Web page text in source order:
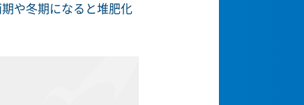
や冬期になると堆肥化